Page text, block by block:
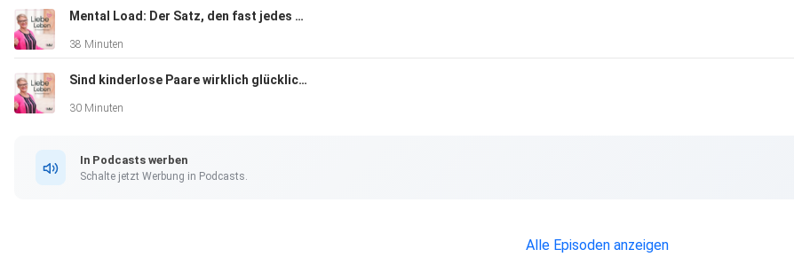
Mental Load: Der Satz, den fast jedes Paar kennt
38 Minuten
Sind kinderlose Paare wirklich glücklicher? Was Studien sagen...
30 Minuten
In Podcasts werben
Schalte jetzt Werbung in Podcasts.
Alle Episoden anzeigen